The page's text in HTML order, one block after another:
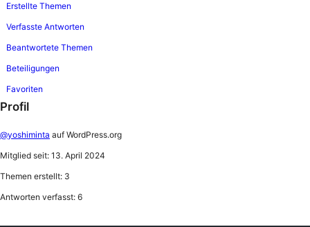
Erstellte Themen
Verfasste Antworten
Beantwortete Themen
Beteiligungen
Favoriten
Profil
@yoshiminta auf WordPress.org
Mitglied seit: 13. April 2024
Themen erstellt: 3
Antworten verfasst: 6